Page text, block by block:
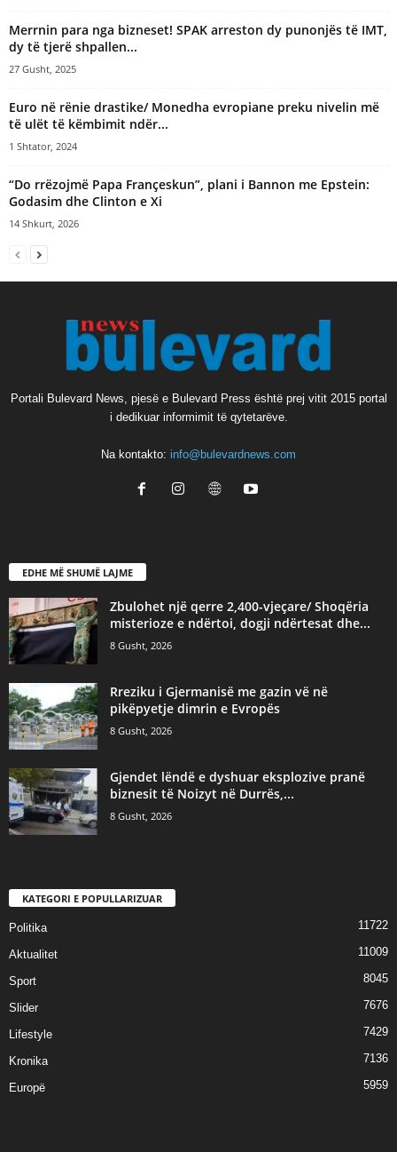
Merrnin para nga bizneset! SPAK arreston dy punonjës të IMT,
dy të tjerë shpallen...
27 Gusht, 2025
Euro në rënie drastike/ Monedha evropiane preku nivelin më
të ulët të këmbimit ndër...
1 Shtator, 2024
“Do rrëzojmë Papa Françeskun”, plani i Bannon me Epstein:
Godasim dhe Clinton e Xi
14 Shkurt, 2026
Portali Bulevard News, pjesë e Bulevard Press është prej vitit 2015 portal
i dedikuar informimit të qytetarëve.
Na kontakto: info@bulevardnews.com
EDHE MË SHUMË LAJME
Zbulohet një qerre 2,400-vjeçare/ Shoqëria
misterioze e ndërtoi, dogji ndërtesat dhe...
8 Gusht, 2026
​Rreziku i Gjermanisë me gazin vë në
pikëpyetje dimrin e Evropës
8 Gusht, 2026
Gjendet lëndë e dyshuar eksplozive pranë
biznesit të Noizyt në Durrës,...
8 Gusht, 2026
KATEGORI E POPULLARIZUAR
Politika 11722
Aktualitet 11009
Sport 8045
Slider 7676
Lifestyle 7429
Kronika 7136
Europë 5959